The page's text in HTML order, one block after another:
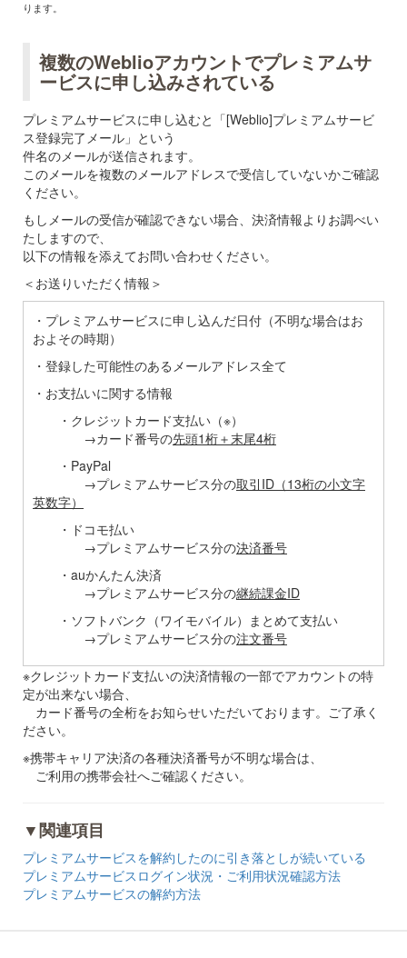
ります。
複数のWeblioアカウントでプレミアムサ
ービスに申し込みされている
プレミアムサービスに申し込むと「[Weblio]プレミアムサービ
ス登録完了メール」という
件名のメールが送信されます。
このメールを複数のメールアドレスで受信していないかご確認
ください。
もしメールの受信が確認できない場合、決済情報よりお調べい
たしますので、
以下の情報を添えてお問い合わせください。
＜お送りいただく情報＞
・プレミアムサービスに申し込んだ日付（不明な場合はお
およその時期）
・登録した可能性のあるメールアドレス全て
・お支払いに関する情報
・クレジットカード支払い（※）
→カード番号の先頭1桁＋末尾4桁
・PayPal
→プレミアムサービス分の取引ID（13桁の小文字
英数字）
・ドコモ払い
→プレミアムサービス分の決済番号
・auかんたん決済
→プレミアムサービス分の継続課金ID
・ソフトバンク（ワイモバイル）まとめて支払い
→プレミアムサービス分の注文番号
※クレジットカード支払いの決済情報の一部でアカウントの特
定が出来ない場合、
カード番号の全桁をお知らせいただいております。ご了承く
ださい。
※携帯キャリア決済の各種決済番号が不明な場合は、
ご利用の携帯会社へご確認ください。
▼関連項目
プレミアムサービスを解約したのに引き落としが続いている
プレミアムサービスログイン状況・ご利用状況確認方法
プレミアムサービスの解約方法